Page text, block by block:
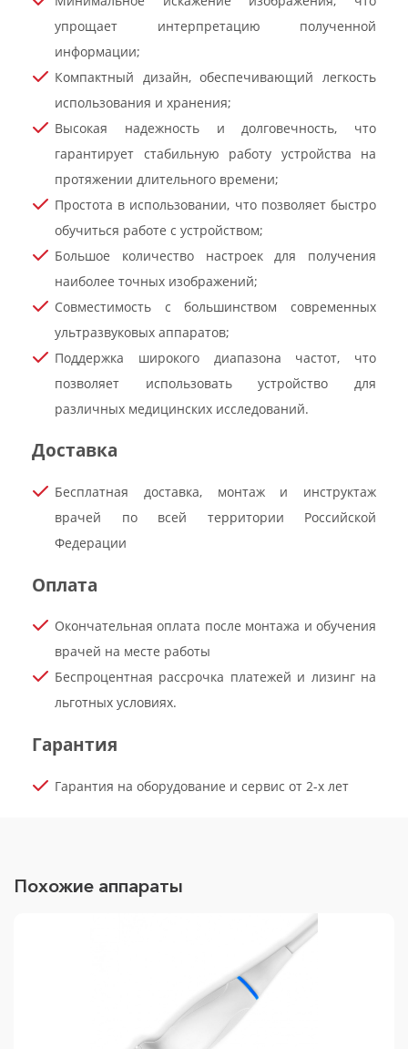
упрощает интерпретацию полученной
информации;
Компактный дизайн, обеспечивающий легкость
использования и хранения;
Высокая надежность и долговечность, что
гарантирует стабильную работу устройства на
протяжении длительного времени;
Простота в использовании, что позволяет быстро
обучиться работе с устройством;
Большое количество настроек для получения
наиболее точных изображений;
Совместимость с большинством современных
ультразвуковых аппаратов;
Поддержка широкого диапазона частот, что
позволяет использовать устройство для
различных медицинских исследований.
Доставка
Бесплатная доставка, монтаж и инструктаж
врачей по всей территории Российской
Федерации
Оплата
Окончательная оплата после монтажа и обучения
врачей на месте работы
Беспроцентная рассрочка платежей и лизинг на
льготных условиях.
Гарантия
Гарантия на оборудование и сервис от 2-х лет
Похожие аппараты